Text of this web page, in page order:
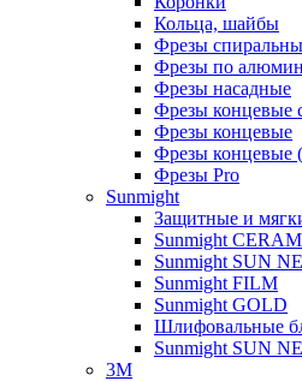
Кольца, шайбы
Фрезы
Фрезы по
Фрезы насадные
Фрезы концевые
Фрезы концевые
Фрезы концевые
Фрезы Pro
Sunmight
Защитные и
Sunmight
Sunmight SUN
Sunmight FILM
Sunmight GOLD
Шлифовальные
Sunmight SUN
3M